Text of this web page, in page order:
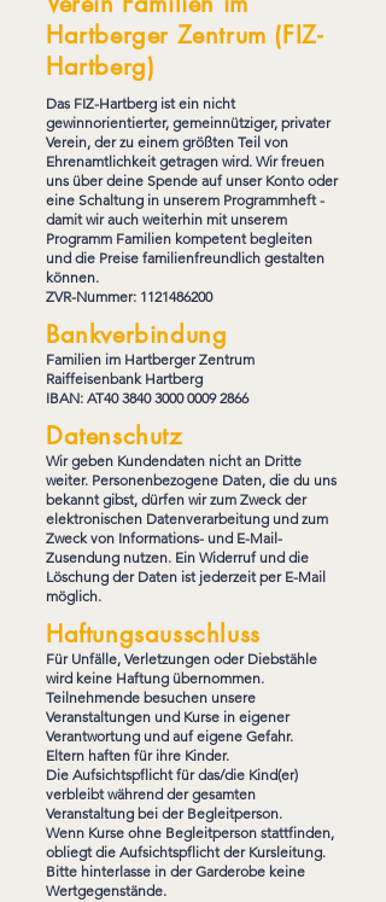
Hartberger Zentrum (FIZ-
Hartberg)
Das FIZ-Hartberg ist ein nicht
gewinnorientierter, gemeinnütziger, privater
Verein, der zu einem größten Teil von
Ehrenamtlichkeit getragen wird. Wir freuen
uns über deine Spende auf unser Konto oder
eine Schaltung in unserem Programmheft -
damit wir auch weiterhin mit unserem
Programm Familien kompetent begleiten
und die Preise familienfreundlich gestalten
können.
ZVR-Nummer: 1121486200
Bankverbindung
Familien im Hartberger Zentrum
Raiffeisenbank Hartberg
IBAN: AT403840 3000 0009 2866
Datenschutz
Wir geben Kundendaten nicht an Dritte
weiter. Personenbezogene Daten, die du uns
bekannt gibst, dürfen wir zum Zweck der
elektronischen Datenverarbeitung und zum
Zweck von Informations- und E-Mail-
Zusendung nutzen. Ein Widerruf und die
Löschung der Daten ist jederzeit per E-Mail
möglich.
Haftungsausschluss
Für Unfälle, Verletzungen oder Diebstähle
wird keine Haftung übernommen.
Teilnehmende besuchen unsere
Veranstaltungen und Kurse in eigener
Verantwortung und auf eigene Gefahr.
Eltern haften für ihre Kinder.
Die Aufsichtspflicht für das/die Kind(er)
verbleibt während der gesamten
Veranstaltung bei der Begleitperson.
Wenn Kurse ohne Begleitperson stattfinden,
obliegt die Aufsichtspflicht der Kursleitung.
Bitte hinterlasse in der Garderobe keine
Wertgegenstände.